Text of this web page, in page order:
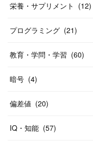
栄養・サプリメント (12)
プログラミング (21)
教育・学問・学習 (60)
暗号 (4)
偏差値 (20)
IQ・知能 (57)